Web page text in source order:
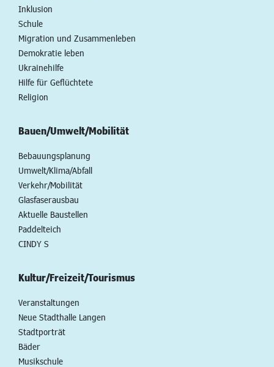
Inklusion
Schule
Migration und Zusammenleben
Demokratie leben
Ukrainehilfe
Hilfe für Geflüchtete
Religion
Bauen/Umwelt/Mobilität
Bebauungsplanung
Umwelt/Klima/Abfall
Verkehr/Mobilität
Glasfaserausbau
Aktuelle Baustellen
Paddelteich
CINDY S
Kultur/Freizeit/Tourismus
Veranstaltungen
Neue Stadthalle Langen
Stadtporträt
Bäder
Musikschule